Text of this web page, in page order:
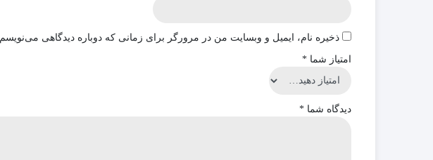
ذخیره نام، ایمیل و وبسایت من در مرورگر برای زمانی که دوباره دیدگاهی می‌نویسم.
امتیاز شما *
دیدگاه شما *